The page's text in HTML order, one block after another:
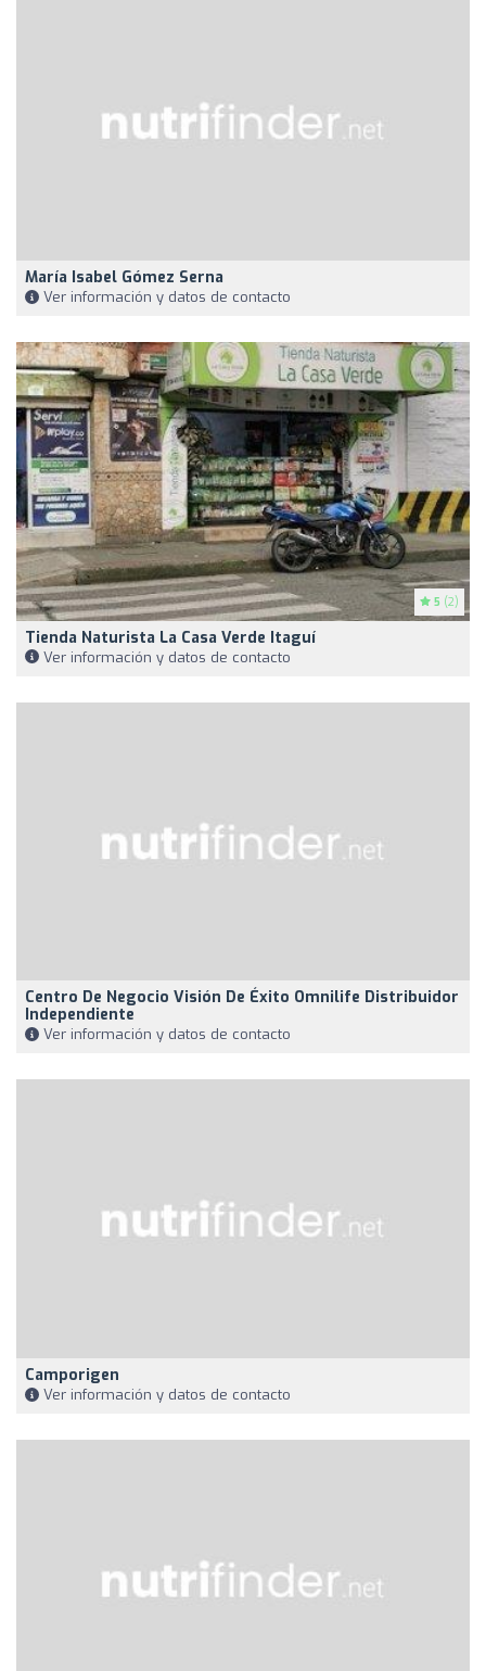
María Isabel Gómez Serna
Ver información y datos de contacto
5 (2)
Tienda Naturista La Casa Verde Itaguí
Ver información y datos de contacto
Centro De Negocio Visión De Éxito Omnilife Distribuidor
Independiente
Ver información y datos de contacto
Camporigen
Ver información y datos de contacto